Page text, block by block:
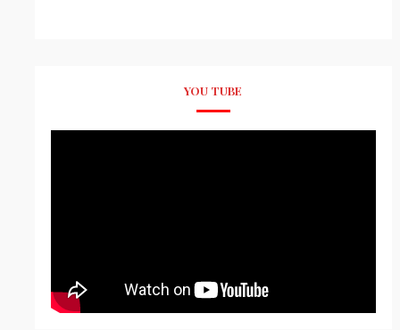
YOU TUBE